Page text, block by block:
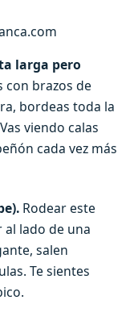
larga pero
con brazos de
bordeas toda la
viendo calas
cada vez más
Rodear este
al lado de una
salen
Te sientes